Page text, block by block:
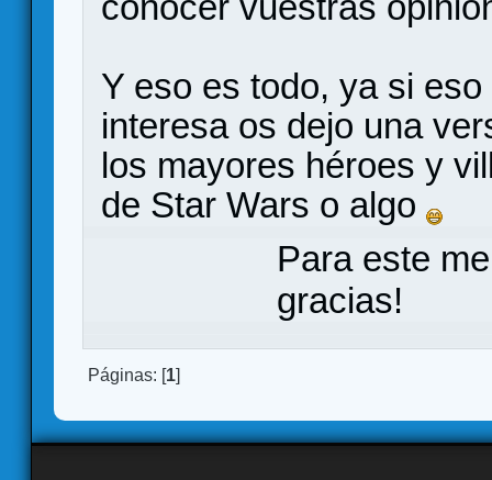
Y eso es todo, ya si
interesa os dejo una
los mayores héroes y
de Star Wars o algo
Para este
gracias!
Páginas: [1]